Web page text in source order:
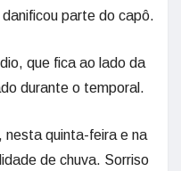
parte do capô.
que fica ao lado da
durante o temporal.
nesta quinta-feira e na
de chuva. Sorriso